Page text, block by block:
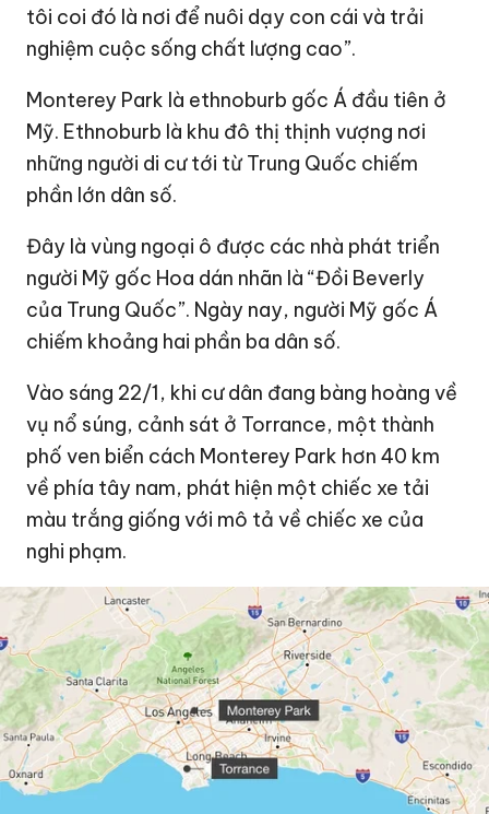
tôi coi đó là nơi để nuôi dạy con cái và trải
nghiệm cuộc sống chất lượng cao”.
Monterey Park là ethnoburb gốc Á đầu tiên ở
Mỹ. Ethnoburb là khu đô thị thịnh vượng nơi
những người di cư tới từTrung Quốc chiếm
phần lớn dân số.
Đây là vùng ngoại ô được các nhà phát triển
người Mỹ gốc Hoa dán nhãn là “Đồi Beverly
của Trung Quốc”. Ngày nay, người Mỹ gốc Á
chiếm khoảng hai phần ba dân số.
Vào sáng 22/1, khi cư dân đang bàng hoàng về
vụ nổ súng, cảnh sát ở Torrance, một thành
phố ven biển cách Monterey Park hơn 40 km
về phía tây nam, phát hiện một chiếc xe tải
màu trắng giống với mô tả về chiếc xe của
nghi phạm.